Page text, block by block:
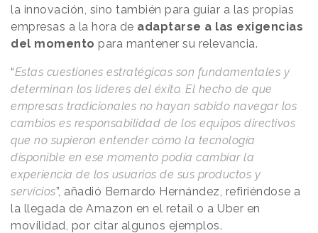
la innovación, sino también para guiar a las propias
empresas a la hora de adaptarse a las exigencias
del momento para mantener su relevancia.
“Estas cuestiones estratégicas son fundamentales y
determinan los líderes del éxito. El hecho de que
empresas tradicionales no hayan sabido navegar los
cambios es responsabilidad de los equipos directivos
que no supieron entender cómo la tecnología
disponible en ese momento podía cambiar la
experiencia de los usuarios de sus productos y
servicios”, añadió Bernardo Hernández, refiriéndose a
la llegada de Amazon en el retail o a Uber en
movilidad, por citar algunos ejemplos.